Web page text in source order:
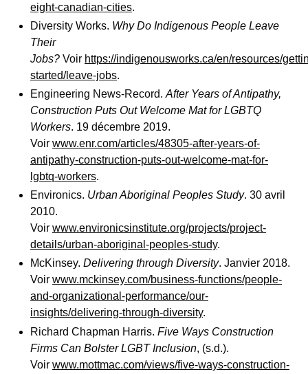
eight-canadian-cities.
Diversity Works. Why Do Indigenous People Leave
Their
Jobs? Voir https://indigenousworks.ca/en/resources/
started/leave-jobs.
Engineering News-Record. After Years of Antipathy,
Construction Puts Out Welcome Mat for LGBTQ
Workers. 19 décembre 2019.
Voir www.enr.com/articles/48305-after-years-of-
antipathy-construction-puts-out-welcome-mat-for-
lgbtq-workers.
Environics. Urban Aboriginal Peoples Study. 30 avril
2010.
Voir www.environicsinstitute.org/projects/project-
details/urban-aboriginal-peoples-study.
McKinsey. Delivering through Diversity. Janvier 2018.
Voir www.mckinsey.com/business-functions/people-
and-organizational-performance/our-
insights/delivering-through-diversity.
Richard Chapman Harris. Five Ways Construction
Firms Can Bolster LGBT Inclusion, (s.d.).
Voir www.mottmac.com/views/five-ways-construction-